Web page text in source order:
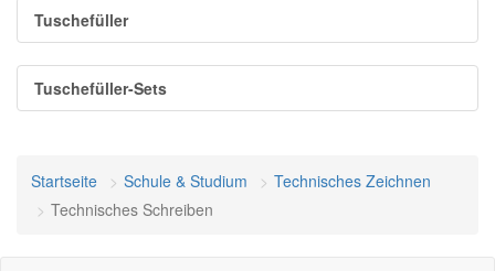
Tuschefüller
Tuschefüller-Sets
Startseite Schule & Studium
Technisches Zeichnen
Technisches Schreiben